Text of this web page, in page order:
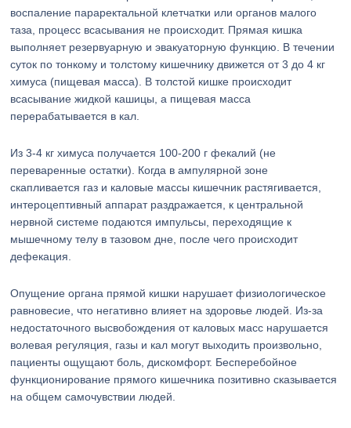
воспаление параректальной клетчатки или органов малого
таза, процесс всасывания не происходит. Прямая кишка
выполняет резервуарную и эвакуаторную функцию. В течении
суток по тонкому и толстому кишечнику движется от 3 до 4 кг
химуса (пищевая масса). В толстой кишке происходит
всасывание жидкой кашицы, а пищевая масса
перерабатывается в кал.
Из 3-4 кг химуса получается 100-200 г фекалий (не
переваренные остатки). Когда в ампулярной зоне
скапливается газ и каловые массы кишечник растягивается,
интероцептивный аппарат раздражается, к центральной
нервной системе подаются импульсы, переходящие к
мышечному телу в тазовом дне, после чего происходит
дефекация.
Опущение органа прямой кишки нарушает физиологическое
равновесие, что негативно влияет на здоровье людей. Из-за
недостаточного высвобождения от каловых масс нарушается
волевая регуляция, газы и кал могут выходить произвольно,
пациенты ощущают боль, дискомфорт. Бесперебойное
функционирование прямого кишечника позитивно сказывается
на общем самочувствии людей.